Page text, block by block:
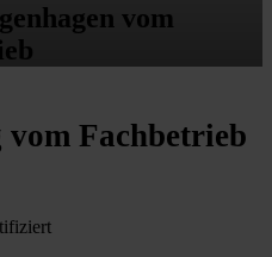
vom
Fachbetrieb